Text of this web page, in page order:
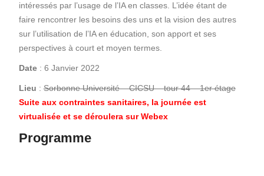
intéressés par l’usage de l’IA en classes. L’idée étant de
faire rencontrer les besoins des uns et la vision des autres
sur l’utilisation de l’IA en éducation, son apport et ses
perspectives à court et moyen termes.
Date: 6 Janvier 2022
Lieu :Sorbonne Université – CICSU – tour 44 – 1er étage
Suite aux contraintes sanitaires, la journée est
virtualisée et se déroulera sur Webex
Programme